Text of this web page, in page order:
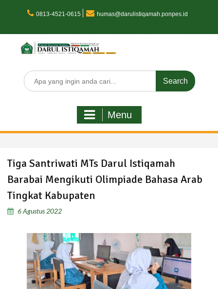
0813-4521-0615 humas@darulistiqamah.ponpes.id
Search
for:
Menu
Tiga Santriwati MTs Darul Istiqamah
Barabai Mengikuti Olimpiade Bahasa Arab
Tingkat Kabupaten
6 Agustus 2022